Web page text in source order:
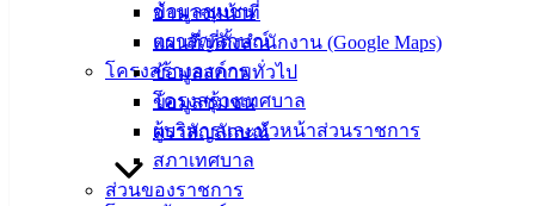
ข้อมูลชุมชน
ตราสัญลักษณ์
โครงสร้างองค์กร
โครงสร้างเทศบาล
ผู้บริหารและหัวหน้าส่วนราชการ
สภาเทศบาล
ส่วนของราชการ
อำนาจหน้าที่
แผนที่/ที่ตั้งสำนักงาน (Google Maps)
ข้อมูลสภาพทั่วไป
ข้อมูลชุมชน
ตราสัญลักษณ์